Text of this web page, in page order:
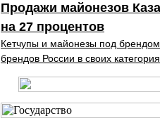
Продажи майонезов
на 27 процентов
Кетчупы и майонезы под
брендов России в своих